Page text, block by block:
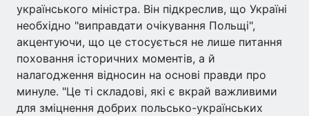
українського міністра. Він підкреслив, що Україні
необхідно "виправдати очікування Польщі",
акцентуючи, що це стосується не лише питання
поховання історичних моментів, а й
налагодження відносин на основі правди про
минуле. "Це ті складові, які є вкрай важливими
для зміцнення добрих польсько-українських